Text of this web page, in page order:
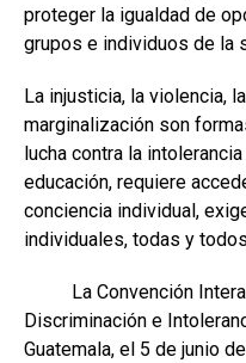
proteger la igualdad de
grupos e individuos de la
La injusticia, la violencia,
marginalización son
lucha contra la
educación, requiere
conciencia individual,
individuales, todas y
La Convención
Discriminación e
Guatemala, el 5 de junio